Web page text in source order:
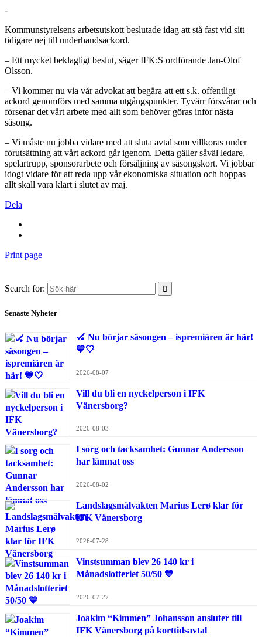
-
Kommunstyrelsens arbetsutskott beslutade idag att stå fast vid sitt
tidigare nej till underhandsackord.
– Ett mycket beklagligt beslut, säger IFK:S ordförande Jan-Olof
Olsson.
– Vi kommer nu via vår advokat att begära att ett s.k. offentligt
ackord genomförs med samma utgångspunkter. Tyvärr försvårar och
försenar det vårt arbete med allt som behöver göras inför nästa
säsong.
– Vi måste nu jobba vidare med att sluta avtal som villkoras under
förutsättning att vårt ackord går igenom. Detta gäller såväl ledare,
spelartrupp, sponsorarbete och försäljning av säsongskort. Vi jobbar
idogt vidare för att reda upp vår ekonomiska situation och hoppas
allt skall vara klart i slutet av maj.
Dela
Print page
Search for:
Senaste Nyheter
🏑 Nu börjar säsongen – ispremiären är här!
💙🤍
2026-08-07
Vill du bli en nyckelperson i IFK
Vänersborg?
2026-08-03
I sorg och tacksamhet: Gunnar Andersson
har lämnat oss
2026-08-02
Landslagsmålvakten Marius Lerø klar för
IFK Vänersborg
2026-07-28
Vinstsumman blev 26 140 kr i
Månadslotteriet 50/50 💙
2026-07-27
Joakim “Kimmen” Johansson ansluter till
IFK Vänersborg på korttidsavtal